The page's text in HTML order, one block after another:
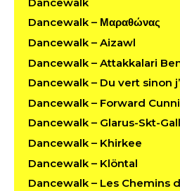
Dancewalk – Μαραθώνας
Dancewalk – Aizawl
Dancewalk – Attakkalari
Dancewalk – Du vert sinon
Dancewalk – Forward
Dancewalk – Glarus-Skt-
Dancewalk – Khirkee
Dancewalk – Klöntal
Dancewalk – Les Chemins